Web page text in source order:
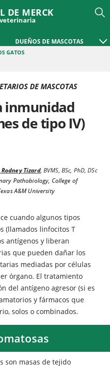
DE MERCK
DUEÑOS DE MASCOTAS
GATOS
DE MASCOTAS
inmunidad
de tipo IV)
Tizard,BVMS, BSc, PhD, DSc
Pathobiology, College of
A&M University
cuando algunos tipos
(llamados linfocitos T
antígenos y liberan
que pueden dañar los
mediadas por células
órgano. El tratamiento
del antígeno agresor (si es
y fármacos que
solos o combinados.
son masas de tejido